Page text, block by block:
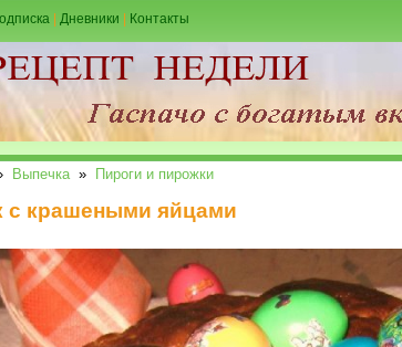
Дневники Контакты
Выпечка» Пироги и пирожки
с крашеными яйцами